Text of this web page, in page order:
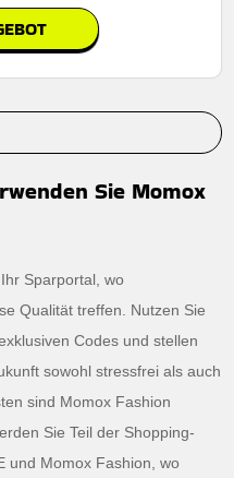
Sie Momox
Sparportal, wo
Qualität treffen. Nutzen Sie
Codes und stellen
sowohl stressfrei als auch
sind Momox Fashion
Sie Teil der Shopping-
und Momox Fashion, wo